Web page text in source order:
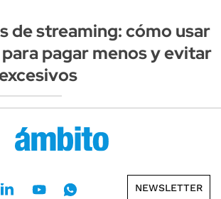
de streaming: cómo usar
pagar menos y evitar
NEWSLETTER